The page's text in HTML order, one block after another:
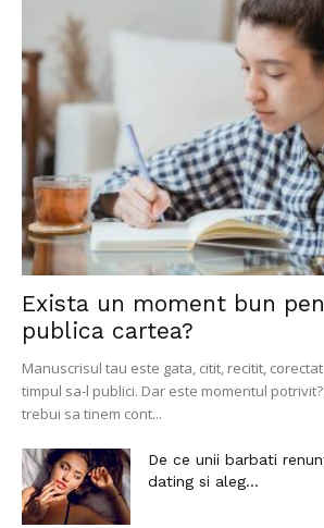
Exista un moment bun
publica cartea?
Manuscrisul tau este gata, citit, recitit,
timpul sa-l publici. Dar este momentul
trebui sa tinem cont...
De ce unii barbati
dating si aleg...